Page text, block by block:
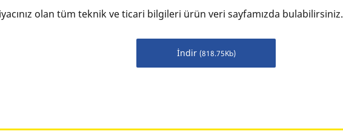
olan tüm teknik ve ticari bilgileri ürün veri sayfamızda bulabilirsiniz.
İndir (818.75Kb)